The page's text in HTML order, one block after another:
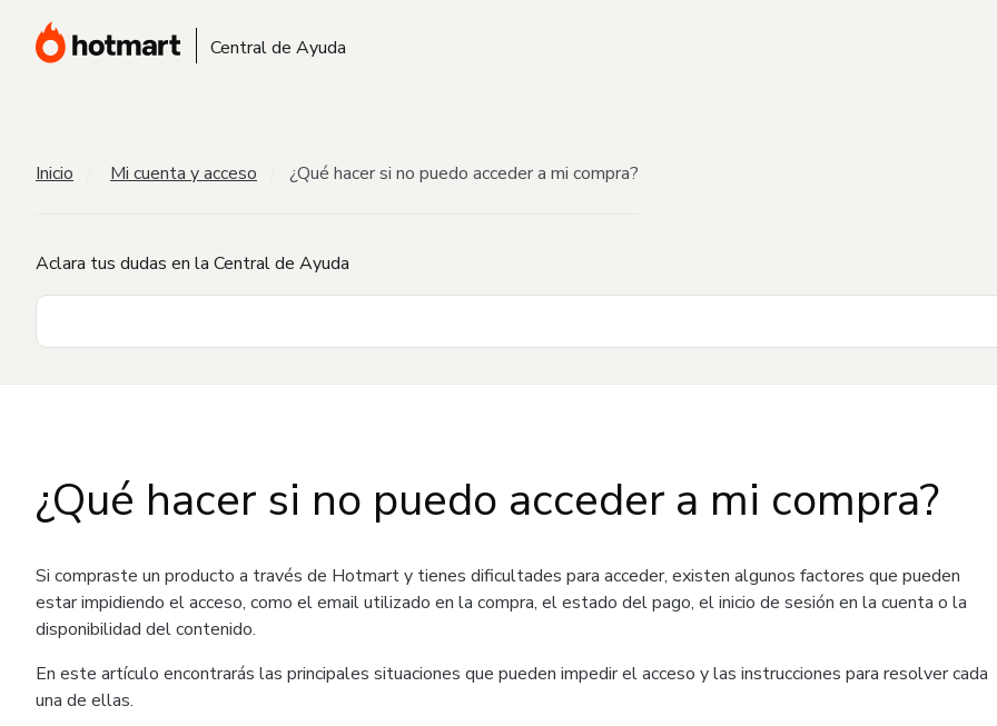
Central de Ayuda
Inicio Mi cuenta y acceso ¿Qué hacer si no puedo acceder a mi compra?
Aclara tus dudas en la Central de Ayuda
¿Qué hacer si no puedo acceder a mi compra?
Si compraste un producto a través de Hotmart y tienes dificultades para acceder, existen algunos factores que pueden
estar impidiendo el acceso, como el email utilizado en la compra, el estado del pago, el inicio de sesión en la cuenta o la
disponibilidad del contenido.
En este artículo encontrarás las principales situaciones que pueden impedir el acceso y las instrucciones para resolver cada
una de ellas.